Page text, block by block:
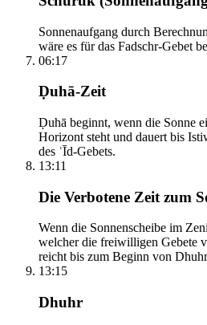
Sonnenaufgang durch
wäre es für das Fadschr-Gebet
06:17
Ḍuhā-Zeit
Ḍuhā beginnt, wenn die Sonne
Horizont steht und dauert bis
des ʿĪd-Gebets.
13:11
Die Verbotene Zeit zum
Wenn die Sonnenscheibe im
welcher die freiwilligen Gebete
reicht bis zum Beginn von
13:15
Dhuhr